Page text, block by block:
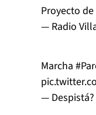
Proyecto
— Radio
Marcha
—